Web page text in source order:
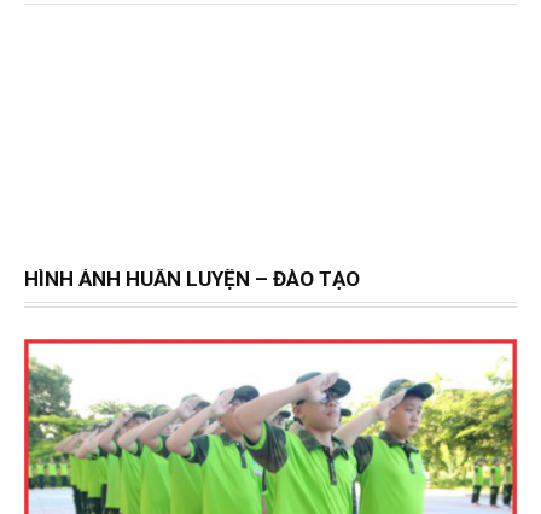
HÌNH ẢNH HUẤN LUYỆN – ĐÀO TẠO